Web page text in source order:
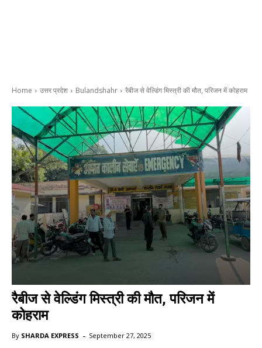
Home उत्तर प्रदेश Bulandshahr रैबीज से वेल्डिंग मिस्त्री की मौत, परिजन में कोहराम
रैबीज से वेल्डिंग मिस्त्री की मौत, परिजन में
कोहराम
By SHARDA EXPRESS - September 27, 2025